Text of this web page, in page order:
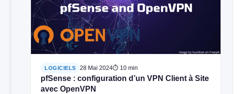
LOGICIELS 28 Mai 2024⏱ 10 min
pfSense : configuration d’un VPN Client à Site
avec OpenVPN